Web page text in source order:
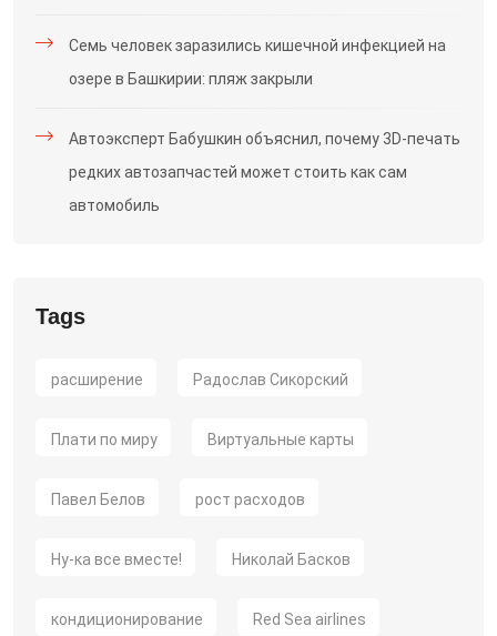
Семь человек заразились кишечной инфекцией на
озере в Башкирии: пляж закрыли
Автоэксперт Бабушкин объяснил, почему 3D-печать
редких автозапчастей может стоить как сам
автомобиль
Tags
расширение Радослав Сикорский
Плати по миру Виртуальные карты
Павел Белов рост расходов
Ну-ка все вместе! Николай Басков
кондиционирование Red Sea airlines